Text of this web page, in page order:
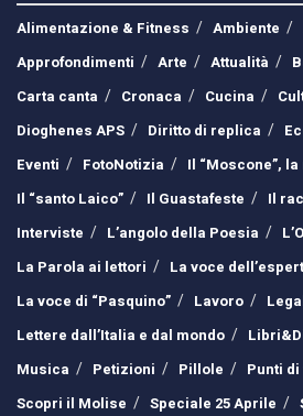
Alimentazione & Fitness
Ambiente
Approfondimenti
Arte Attualità
Carta canta
Cronaca Cucina
Dioghenes APS
Diritto di replica
Eventi
FotoNotizia
Il “Moscone”,
Il “santo Laico”
Il Guastafeste
Il
Interviste
L’angolo della Poesia
La Parola ai lettori
La voce
La voce di “Pasquino”
Lavoro
Lettere dall’Italia e dal mondo
Musica
Petizioni Pillole Punti
Scopri il Molise
Speciale 25 Aprile